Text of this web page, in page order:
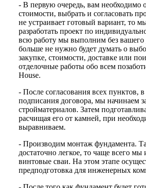
- В первую очередь, вам необходимо
стоимости, выбрать и согласовать
не устраивает готовый вариант, то
разработать проект по
всю работу мы выполним без вашего
больше не нужно будет думать о
закупке, стоимости, доставке или
отделочные работы обо всем
House.
- После согласования всех пунктов,
подписания договора, мы начинаем
стройматериалов. Затем
расчищая его от камней, при
выравниваем.
- Производим монтаж фундамента.
достаточно легкое, то чаще всего мы
винтовые сваи. На этом этапе
предподготовка для инженерных